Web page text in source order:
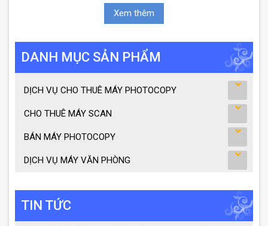
Xem thêm
DANH MỤC SẢN PHẨM
DỊCH VỤ CHO THUÊ MÁY PHOTOCOPY
CHO THUÊ MÁY SCAN
BÁN MÁY PHOTOCOPY
DỊCH VỤ MÁY VĂN PHÒNG
TIN TỨC